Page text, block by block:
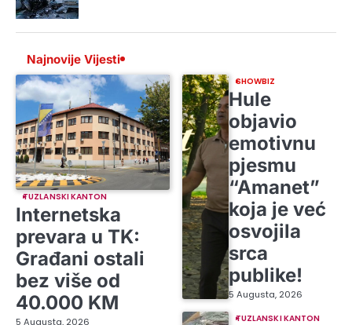
Najnovije Vijesti
TUZLANSKI KANTON
Internetska
prevara u TK:
Građani ostali
bez više od
40.000 KM
5 Augusta, 2026
SHOWBIZ
Hule
objavio
emotivnu
pjesmu
“Amanet”
koja je već
osvojila
srca
publike!
5 Augusta, 2026
TUZLANSKI KANTON